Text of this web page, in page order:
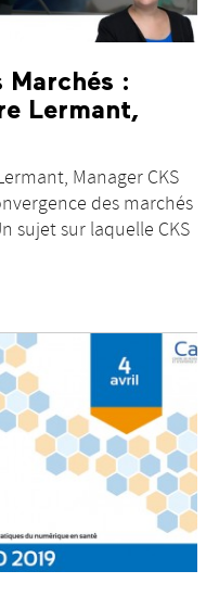
Marchés :
Lermant,
Manager CKS
des marchés
sujet sur laquelle CKS